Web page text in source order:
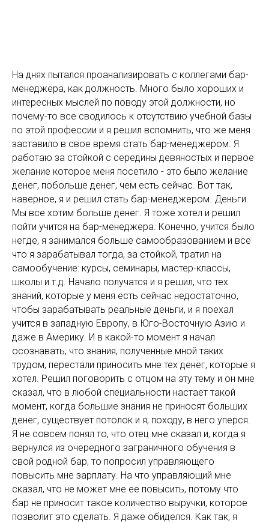
На днях пытался проанализировать с коллегами бар-
менеджера, как должность. Много было хороших и
интересных мыслей по поводу этой должности, но
почему-то все сводилось к отсутствию учебной базы
по этой профессии и я решил вспомнить, что же меня
заставило в свое время стать бар-менеджером. Я
работаю за стойкой с середины девяностых и первое
желание которое меня посетило - это было желание
денег, побольше денег, чем есть сейчас. Вот так,
наверное, я и решил стать бар-менеджером. Деньги.
Мы все хотим больше денег. Я тоже хотел и решил
пойти учится на бар-менеджера. Конечно, учится было
негде, я занимался больше самообразованием и все
что я зарабатывал тогда, за стойкой, тратил на
самообучение: курсы, семинары, мастер-классы,
школы и т.д. Начало получатся и я решил, что тех
знаний, которые у меня есть сейчас недостаточно,
чтобы зарабатывать реальные деньги, и я поехал
учится в западную Европу, в Юго-Восточную Азию и
даже в Америку. И в какой-то момент я начал
осознавать, что знания, полученные мной таких
трудом, перестали приносить мне тех денег, которые я
хотел. Решил поговорить с отцом на эту тему и он мне
сказал, что в любой специальности настает такой
момент, когда большие знания не приносят больших
денег, существует потолок и я, походу, в него уперся.
Я не совсем понял то, что отец мне сказал и, когда я
вернулся из очередного заграничного обучения в
свой родной бар, то попросил управляющего
повысить мне зарплату. На что управляющий мне
сказал, что не может мне ее повысить, потому что
бар не приносит такое количество выручки, которое
позволит это сделать. Я даже обиделся. Как так, я